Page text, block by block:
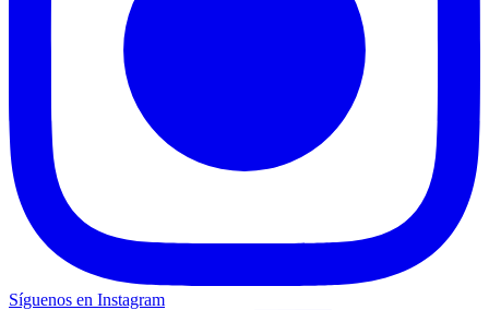
Síguenos en Instagram